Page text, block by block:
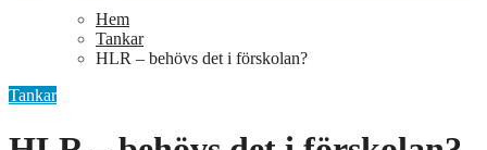
Hem
Tankar
HLR – behövs det i förskolan?
Tankar